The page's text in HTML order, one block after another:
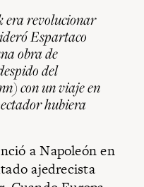
era revolucionar
Espartaco
obra de
del
con un viaje en
hubiera
a Napoleón en
ajedrecista